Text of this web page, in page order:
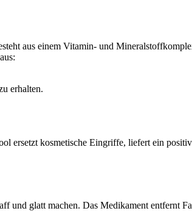
aus einem Vitamin- und
erhalten.
ersetzt kosmetische Eingriffe, liefert ein
glatt machen. Das Medikament entfernt